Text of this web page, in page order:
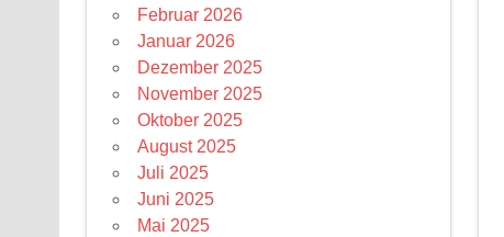
Februar 2026
Januar 2026
Dezember 2025
November 2025
Oktober 2025
August 2025
Juli 2025
Juni 2025
Mai 2025